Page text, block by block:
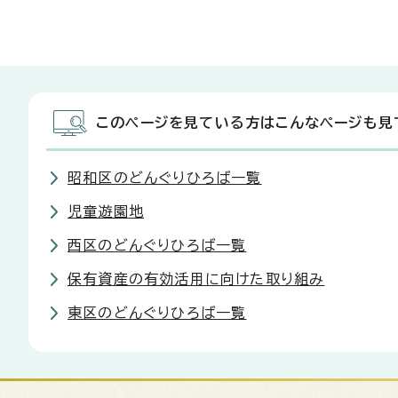
このページを見ている方はこんなページも見
昭和区のどんぐりひろば一覧
児童遊園地
西区のどんぐりひろば一覧
保有資産の有効活用に向けた取り組み
東区のどんぐりひろば一覧